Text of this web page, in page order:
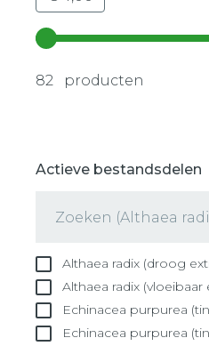
Gebruik de
82 producten
Actieve bestandsdelen
Althaea radix (droog
Althaea radix (vloeibaar
Echinacea purpurea
Echinacea purpurea